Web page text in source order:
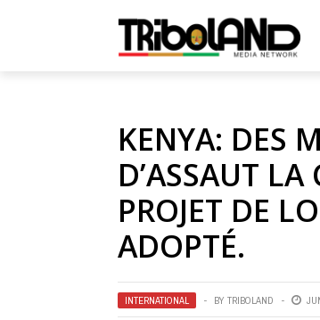
KENYA: DES
D’ASSAUT
PROJET DE
ADOPTÉ.
INTERNATIONAL BY TRIBOLAND